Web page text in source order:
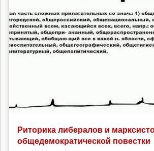
Риторика либералов и
общедемократической повестки